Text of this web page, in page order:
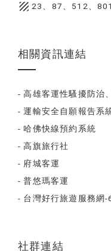
texture 23、87、512、
相關資訊連結
- 高雄客運性騷擾防治
- 運輸安全自願報告系
- 哈佛快線預約系統
- 高旗旅行社
- 府城客運
- 普悠瑪客運
- 台灣好行旅遊服務網-
社群連結